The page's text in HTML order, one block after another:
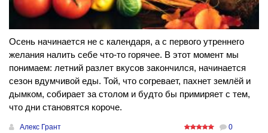
Осень начинается не с календаря, а с первого утреннего
желания налить себе что-то горячее. В этот момент мы
понимаем: летний разлет вкусов закончился, начинается
сезон вдумчивой еды. Той, что согревает, пахнет землёй и
дымком, собирает за столом и будто бы примиряет с тем,
что дни становятся короче.
Алекс Грант 0